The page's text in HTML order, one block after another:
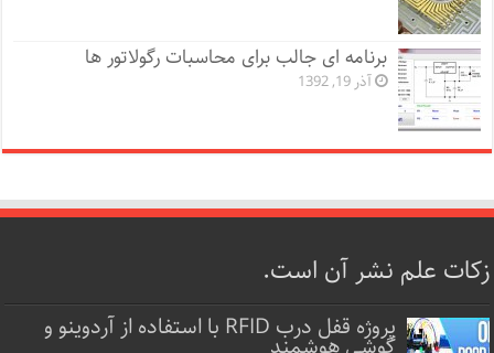
برنامه ای جالب برای محاسبات رگولاتور ها
آذر 19, 1392
زکات علم نشر آن است.
پروژه قفل‌ درب RFID با استفاده از آردوینو و